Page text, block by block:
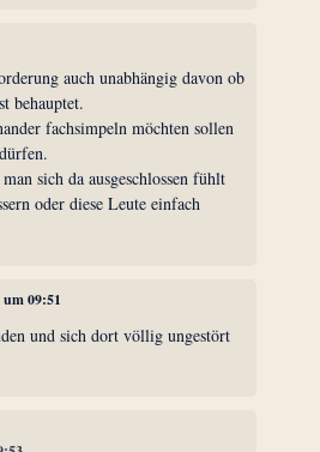
auch unabhängig davon ob
behauptet.
fachsimpeln möchten sollen
sich da ausgeschlossen fühlt
oder diese Leute einfach
09:51
und sich dort völlig ungestört